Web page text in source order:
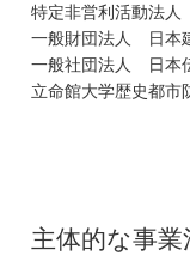
特定非営利活動法
一般財団法人 日本
一般社団法人 日本
立命館大学歴史都市
主体的な事